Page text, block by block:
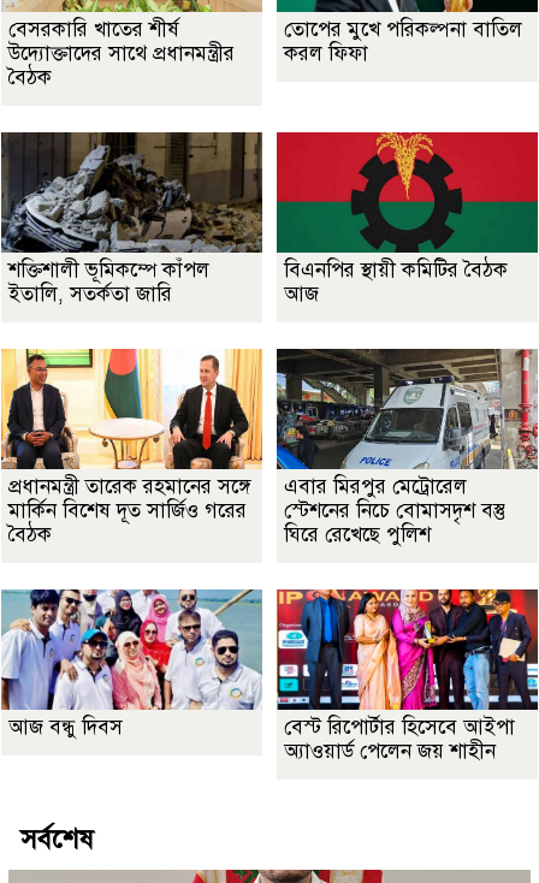
বেসরকারি খাতের শীর্ষ
উদ্যোক্তাদের সাথে প্রধানমন্ত্রীর
বৈঠক
তোপের মুখে পরিকল্পনা বাতিল
করল ফিফা
শক্তিশালী ভূমিকম্পে কাঁপল
ইতালি, সতর্কতা জারি
বিএনপির স্থায়ী কমিটির বৈঠক
আজ
প্রধানমন্ত্রী তারেক রহমানের সঙ্গে
মার্কিন বিশেষ দূত সার্জিও গরের
বৈঠক
এবার মিরপুর মেট্রোরেল
স্টেশনের নিচে বোমাসদৃশ বস্তু
ঘিরে রেখেছে পুলিশ
আজ বন্ধু দিবস
বেস্ট রিপোর্টার হিসেবে আইপা
অ্যাওয়ার্ড পেলেন জয় শাহীন
সর্বশেষ